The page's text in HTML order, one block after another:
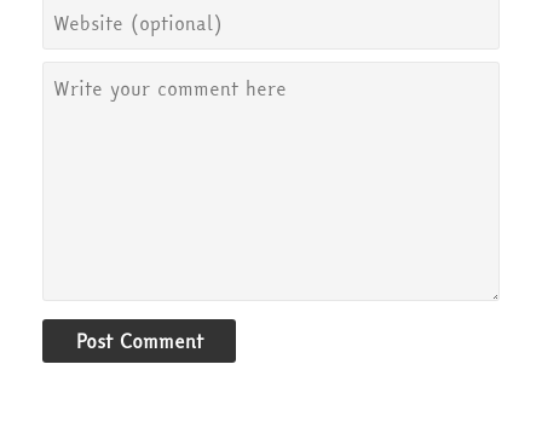
Post Comment